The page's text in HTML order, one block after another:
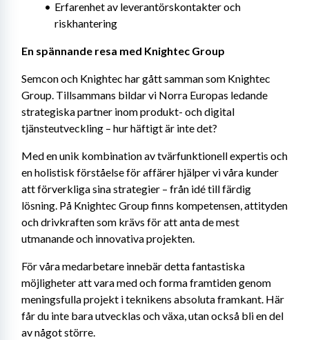
Erfarenhet av leverantörskontakter och
riskhantering
En spännande resa med Knightec Group
Semcon och Knightec har gått samman som Knightec
Group. Tillsammans bildar vi Norra Europas ledande
strategiska partner inom produkt- och digital
tjänsteutveckling – hur häftigt är inte det?
Med en unik kombination av tvärfunktionell expertis och
en holistisk förståelse för affärer hjälper vi våra kunder
att förverkliga sina strategier – från idé till färdig
lösning. På Knightec Group finns kompetensen, attityden
och drivkraften som krävs för att anta de mest
utmanande och innovativa projekten.
För våra medarbetare innebär detta fantastiska
möjligheter att vara med och forma framtiden genom
meningsfulla projekt i teknikens absoluta framkant. Här
får du inte bara utvecklas och växa, utan också bli en del
av något större.